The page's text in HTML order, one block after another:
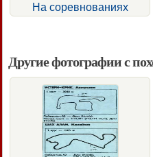
На соревнованиях
Другие фотографии с